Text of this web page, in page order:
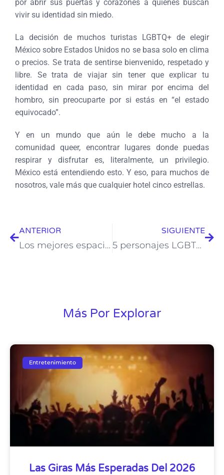
por abrir sus puertas y corazones a quienes buscan
vivir su identidad sin miedo.
La decisión de muchos turistas LGBTQ+ de elegir
México sobre Estados Unidos no se basa solo en clima
o precios. Se trata de sentirse bienvenido, respetado y
libre. Se trata de viajar sin tener que explicar tu
identidad en cada paso, sin mirar por encima del
hombro, sin preocuparte por si estás en “el estado
equivocado”.
Y en un mundo que aún le debe mucho a la
comunidad queer, encontrar lugares donde puedas
respirar y disfrutar es, literalmente, un privilegio.
México está entendiendo esto. Y eso, para muchos de
nosotros, vale más que cualquier hotel cinco estrellas.
ANTERIOR
Los mejores espacios para bodas LGBTQ+ en Cancún frente al mar Caribe
SIGUIENTE
5 personajes LGBTQ+ en cine y series mexicanas que marcan la diferencia
Más Por Explorar
Entretenimiento
Las Giras Más Esperadas Del 2026